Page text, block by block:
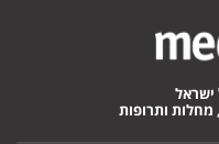
ותרופות